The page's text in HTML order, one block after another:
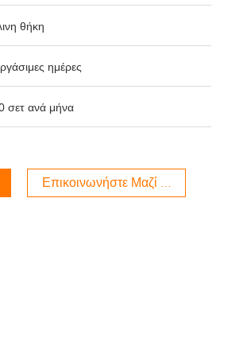
θήκη
ημέρες
σετ ανά μήνα
Επικοινωνήστε Μαζί Μας